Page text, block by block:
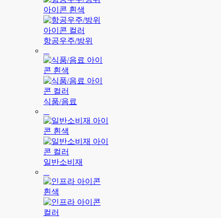
항공우주/방위
식품/음료
일반소비재